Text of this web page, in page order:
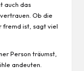
auch das
Ob die
fremd ist, sagt viel
Person träumst,
andeuten.